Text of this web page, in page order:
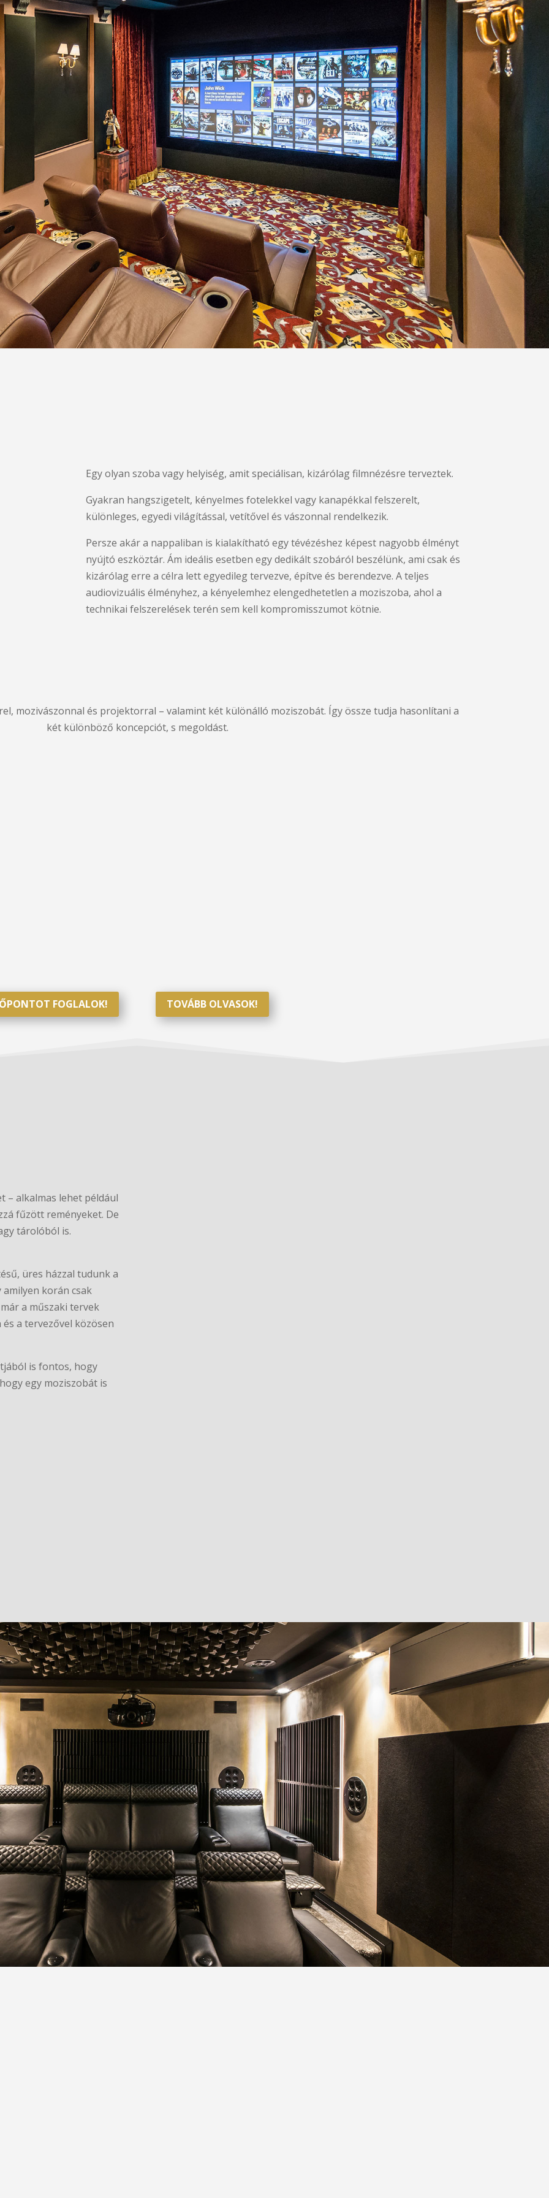
ÉS KIVITELEZÉS –
MOZISZOBA ÉLMÉNYÉT!
található budapesti exkluzív bemutatótermünkben
Egy olyan szoba vagy helyiség, amit speciálisan, kizárólag filmnézésre terveztek.
Gyakran hangszigetelt, kényelmes fotelekkel vagy kanapékkal felszerelt,
különleges, egyedi világítással, vetítővel és vászonnal rendelkezik.
Persze akár a nappaliban is kialakítható egy tévézéshez képest nagyobb élményt
nyújtó eszköztár. Ám ideális esetben egy dedikált szobáról beszélünk, ami csak és
kizárólag erre a célra lett egyedileg tervezve, építve és berendezve. A teljes
audiovizuális élményhez, a kényelemhez elengedhetetlen a moziszoba, ahol a
technikai felszerelések terén sem kell kompromisszumot kötnie.
mozivászonnal és projektorral – valamint két különálló moziszobát. Így össze tudja hasonlítani a
két különböző koncepciót, s megoldást.
FOGLALOK! TOVÁBB OLVASOK!
– alkalmas lehet például
fűzött reményeket. De
tárolóból is.
üres házzal tudunk a
korán csak
a műszaki tervek
a tervezővel közösen
is fontos, hogy
egy moziszobát is
és
már
szeretnék
vagy ágyat
alakzatú a
aggódik a